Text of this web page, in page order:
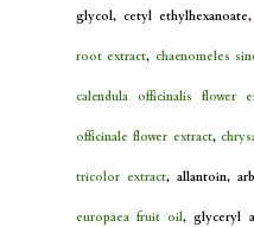
glycol, cetyl ethylhexanoate,
root extract, chaenomeles
calendula officinalis flower
officinale flower extract,
tricolor extract, allantoin,
europaea fruit oil, glyceryl